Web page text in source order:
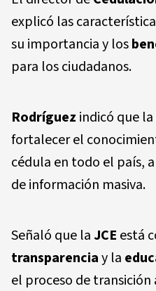
explicó las
su importancia y los
para los ciudadanos.
Rodríguez indicó que
fortalecer el
cédula en todo el país,
de información masiva.
Señaló que laJCE está
transparenciay la
el proceso de